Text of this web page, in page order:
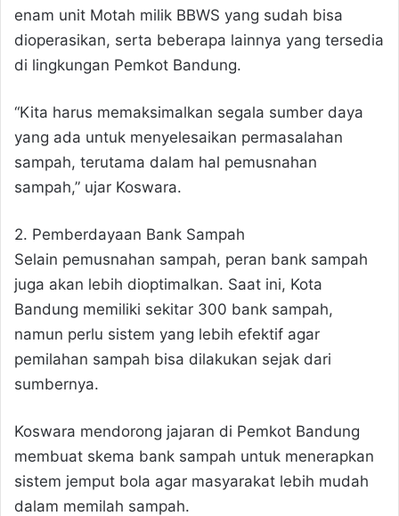
enam unit Motah milik BBWS yang sudah bisa
dioperasikan, serta beberapa lainnya yang tersedia
di lingkungan Pemkot Bandung.
“Kita harus memaksimalkan segala sumber daya
yang ada untuk menyelesaikan permasalahan
sampah, terutama dalam hal pemusnahan
sampah,” ujar Koswara.
2. Pemberdayaan Bank Sampah
Selain pemusnahan sampah, peran bank sampah
juga akan lebih dioptimalkan. Saat ini, Kota
Bandung memiliki sekitar 300 bank sampah,
namun perlu sistem yang lebih efektif agar
pemilahan sampah bisa dilakukan sejak dari
sumbernya.
Koswara mendorong jajaran di Pemkot Bandung
membuat skema bank sampah untuk menerapkan
sistem jemput bola agar masyarakat lebih mudah
dalam memilah sampah.